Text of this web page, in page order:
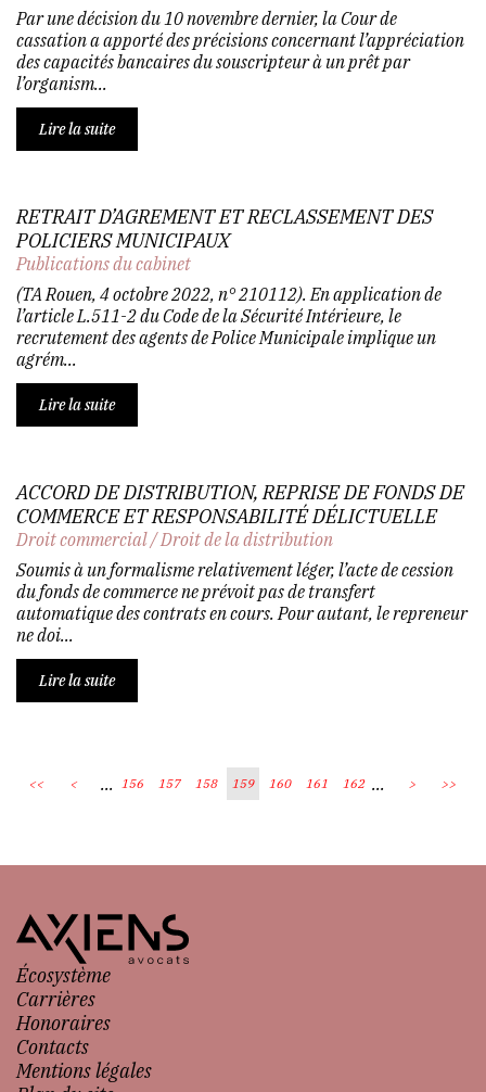
Par une décision du 10 novembre dernier, la Cour de
cassation a apporté des précisions concernant l’appréciation
des capacités bancaires du souscripteur à un prêt par
l’organism...
Lire la suite
RETRAIT D’AGREMENT ET RECLASSEMENT DES
POLICIERS MUNICIPAUX
Publications du cabinet
(TA Rouen, 4 octobre 2022, n° 210112). En application de
l’article L.511-2 du Code de la Sécurité Intérieure, le
recrutement des agents de Police Municipale implique un
agrém...
Lire la suite
ACCORD DE DISTRIBUTION, REPRISE DE FONDS DE
COMMERCE ET RESPONSABILITÉ DÉLICTUELLE
Droit commercial/Droit de la distribution
Soumis à un formalisme relativement léger, l’acte de cession
du fonds de commerce ne prévoit pas de transfert
automatique des contrats en cours. Pour autant, le repreneur
ne doi...
Lire la suite
<< < ... 156 157 158 159 160 161 162 ... > >>
Écosystème
Carrières
Honoraires
Contacts
Mentions légales